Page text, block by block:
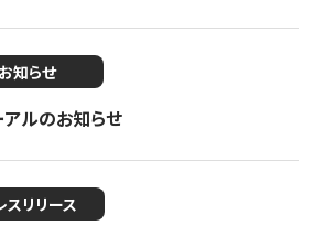
お知らせ
アルのお知らせ
スリリース